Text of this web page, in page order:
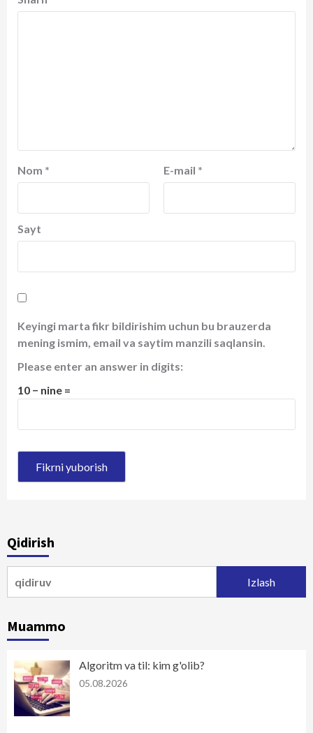
Nom * E-mail *
Sayt
Keyingi marta fikr bildirishim uchun bu brauzerda
mening ismim, email va saytim manzili saqlansin.
Please enter an answer in digits:
10 − nine =
Qidirish
Muammo
Algoritm va til: kim g'olib?
05.08.2026